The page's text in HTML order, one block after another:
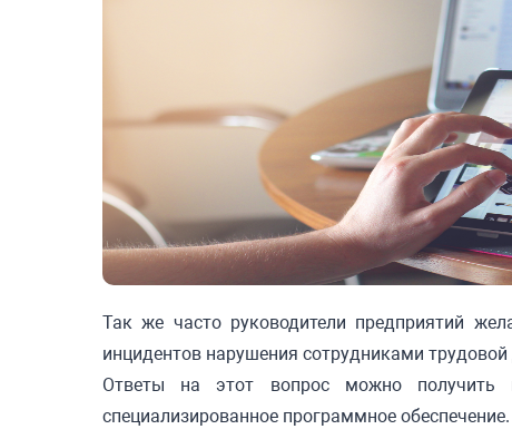
Так же часто руководители предприятий
инцидентов нарушения сотрудниками
Ответы на этот вопрос можно получить
специализированное программное обеспечение.